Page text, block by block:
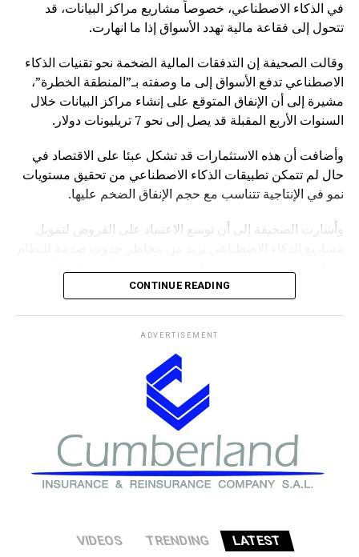
في الذكاء الاصطناعي، خصوصاً مشاريع مراكز البيانات، قد
تتحول إلى فقاعة مالية تهدد الأسواق إذا ما انهارت.
وقالت الصحيفة إن التدفقات المالية الضخمة نحو تقنيات الذكاء
الاصطناعي تدفع الأسواق إلى ما وصفته بـ”المنطقة الخطرة”،
مشيرة إلى أن الإنفاق المتوقع على إنشاء مراكز البيانات خلال
السنوات الأربع المقبلة قد يصل إلى نحو 7 تريليونات دولار.
وأضافت أن هذه الاستثمارات قد تشكل عبئا على الاقتصاد في
حال لم تتمكن تطبيقات الذكاء الاصطناعي من تحقيق مستويات
نمو في الإنتاجية تتناسب مع حجم الإنفاق الضخم عليها.
وأشارت الصحيفة إلى أن توسع الاعتماد على القروض لتمويل
وكانت صحيفة “NOTUS” قد نقلت في وقت سابق أن محللين
في وزارة الخزانة الأميركية حذروا من ارتفاع المخاطر التي قد
تواجه الاقتصاد الأميركي إذا شهد قطاع الذكاء الاصطناعي
تصحيحا حادا أو انهيارا في التقييمات الاستثمارية.
CONTINUE READING
ADVERTISEMENT
LATEST
TRENDING
VIDEOS